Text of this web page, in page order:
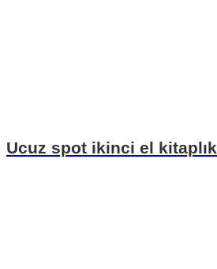
Ucuz spot ikinci el kitaplık